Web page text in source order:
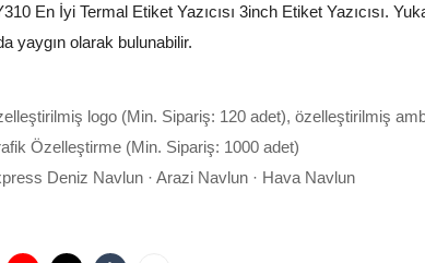
En İyi Termal Etiket Yazıcısı 3inch Etiket Yazıcısı.
yaygın olarak bulunabilir.
logo (Min. Sipariş: 120 adet), özelleştirilmiş
Özelleştirme (Min. Sipariş: 1000 adet)
Deniz Navlun · Arazi Navlun · Hava Navlun